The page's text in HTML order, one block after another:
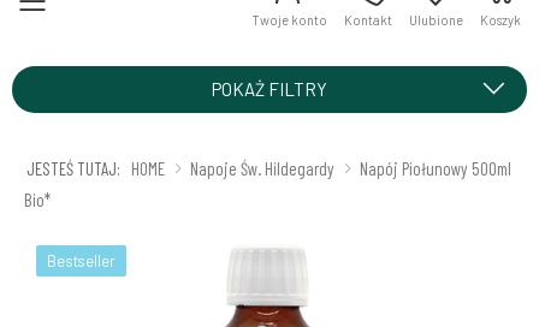
Menu Twoje konto Kontakt Ulubione Koszyk
POKAŻ FILTRY
JESTEŚ TUTAJ: HOME Napoje Św. Hildegardy
Napój Piołunowy 500ml
Bio*
Bestseller